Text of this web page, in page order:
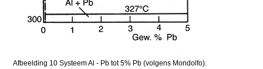
Afbeelding 10 Systeem Al - Pb tot 5% Pb (volgens Mondolfo).